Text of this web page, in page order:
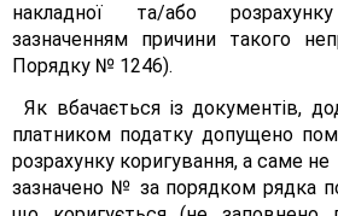
накладної та/або
зазначенням причини такого
Порядку № 1246).
Як вбачається із документів,
платником податку допущено
розрахунку коригування, а саме не
зазначено № за порядком рядка